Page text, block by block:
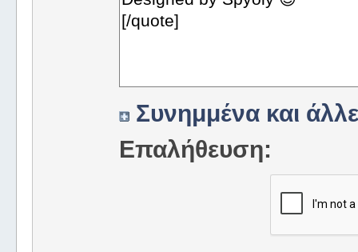
Συνημμένα και
Επαλήθευση: